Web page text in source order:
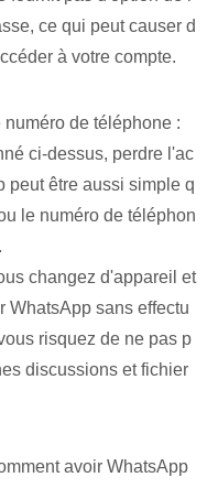
ce qui peut causer d
à votre compte.
de téléphone :
ci-dessus, perdre l'ac
peut être aussi simple q
le numéro de téléphon
changez d'appareil et
WhatsApp sans effectu
risquez de ne pas p
discussions et fichier
avoir WhatsApp